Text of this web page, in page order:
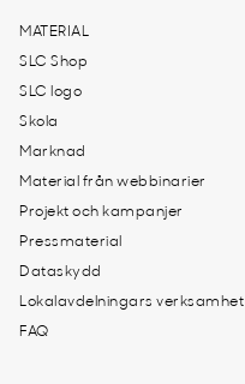
MATERIAL
SLC Shop
SLC logo
Skola
Marknad
Material från webbinarier
Projekt och kampanjer
Pressmaterial
Dataskydd
Lokalavdelningars verksamhet
FAQ